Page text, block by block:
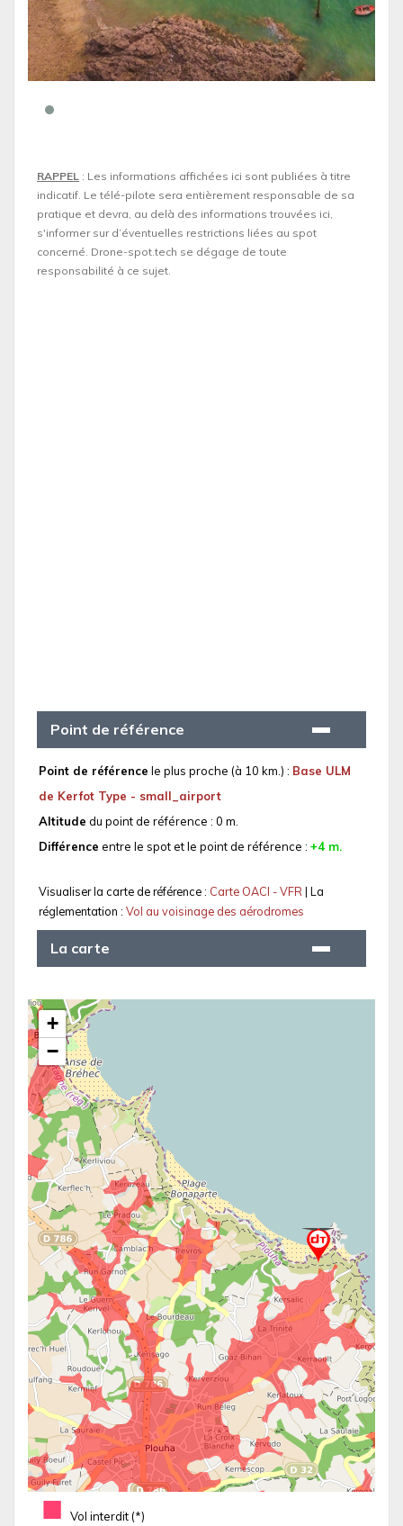
RAPPEL : Les informations affichées ici sont publiées à titre
indicatif. Le télé-pilote sera entièrement responsable de sa
pratique et devra, au delà des informations trouvées ici,
s'informer sur d’éventuelles restrictions liées au spot
concerné. Drone-spot.tech se dégage de toute
responsabilité à ce sujet.
Point de référence
Point de référence le plus proche (à 10 km.) : Base ULM
de Kerfot Type - small_airport
Altitude du point de référence : 0 m.
Différence entre le spot et le point de référence : +4 m.
Visualiser la carte de référence : Carte OACI - VFR| La
réglementation : Vol au voisinage des aérodromes
La carte
■ Vol interdit (*)